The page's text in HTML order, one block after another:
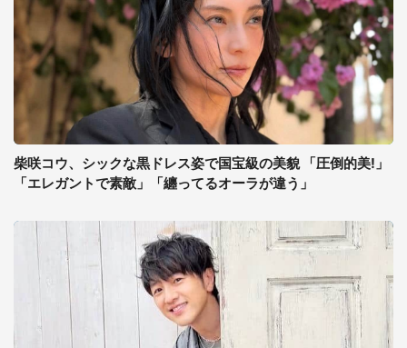
柴咲コウ、シックな黒ドレス姿で国宝級の美貌 「圧倒的美!」
「エレガントで素敵」「纏ってるオーラが違う」